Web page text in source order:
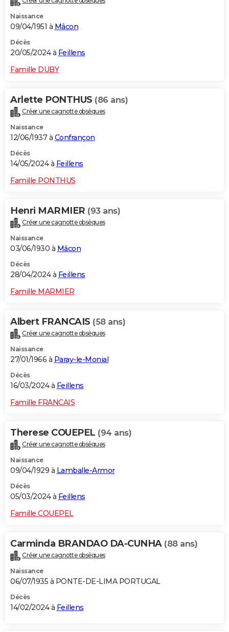
Naissance
09/04/1951 à Mâcon
Décès
20/05/2024 à Feillens
Famille DUBY
Arlette PONTHUS (86 ans)
Créer une cagnotte obsèques
Naissance
12/06/1937 à Confrançon
Décès
14/05/2024 à Feillens
Famille PONTHUS
Henri MARMIER (93 ans)
Créer une cagnotte obsèques
Naissance
03/06/1930 à Mâcon
Décès
28/04/2024 à Feillens
Famille MARMIER
Albert FRANCAIS (58 ans)
Créer une cagnotte obsèques
Naissance
27/01/1966 à Paray-le-Monial
Décès
16/03/2024 à Feillens
Famille FRANCAIS
Therese COUEPEL (94 ans)
Créer une cagnotte obsèques
Naissance
09/04/1929 à Lamballe-Armor
Décès
05/03/2024 à Feillens
Famille COUEPEL
Carminda BRANDAO DA-CUNHA (88 ans)
Créer une cagnotte obsèques
Naissance
06/07/1935 à PONTE-DE-LIMA PORTUGAL
Décès
14/02/2024 à Feillens